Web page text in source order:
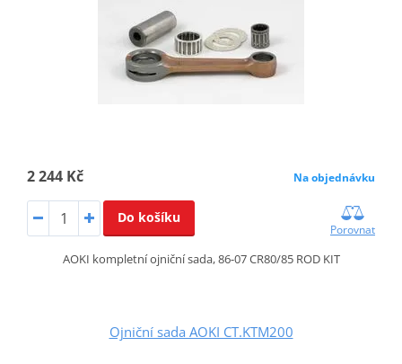
2 244 Kč Na objednávku
Do košíku
Porovnat
AOKI kompletní ojniční sada, 86-07 CR80/85 ROD KIT
Ojniční sada AOKI CT.KTM200